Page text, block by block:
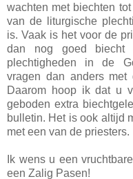
wachten met biechten
van de liturgische
is. Vaak is het voor de
dan nog goed biecht
plechtigheden in de
vragen dan anders met
Daarom hoop ik dat u
geboden extra
bulletin. Het is ook altijd
met een van de priesters.
Ik wens u een
een Zalig Pasen!